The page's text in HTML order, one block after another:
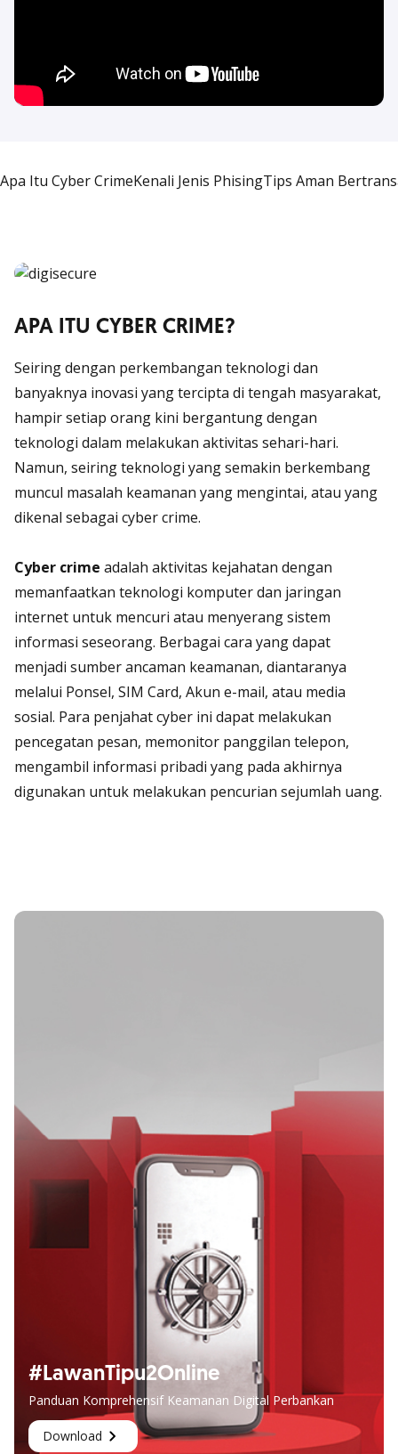
Apa Itu Cyber CrimeKenali Jenis PhisingTips Aman
APA ITU CYBER CRIME?
Seiring dengan perkembangan teknologi dan
banyaknya inovasi yang tercipta di tengah masyarakat,
hampir setiap orang kini bergantung dengan
teknologi dalam melakukan aktivitas sehari-hari.
Namun, seiring teknologi yang semakin berkembang
muncul masalah keamanan yang mengintai, atau yang
dikenal sebagai cyber crime.
Cyber crime adalah aktivitas kejahatan dengan
memanfaatkan teknologi komputer dan jaringan
internet untuk mencuri atau menyerang sistem
informasi seseorang. Berbagai cara yang dapat
menjadi sumber ancaman keamanan, diantaranya
melalui Ponsel, SIM Card, Akun e-mail, atau media
sosial. Para penjahatcyber ini dapat melakukan
pencegatan pesan, memonitor panggilan telepon,
mengambil informasi pribadi yang pada akhirnya
digunakan untuk melakukan pencurian sejumlah uang.
#LawanTipu2Online
Panduan Komprehensif Keamanan Digital Perbankan
Download